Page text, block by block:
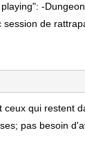
-
de
ceux qui restent
pas besoin